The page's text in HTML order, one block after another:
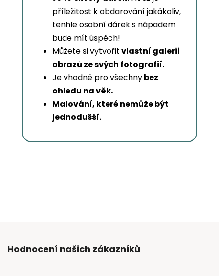
příležitost k obdarování jakákoliv,
tenhle osobní dárek s nápadem
bude mít úspěch!
Můžete si vytvořitvlastní galerii
obrazů ze svých fotografií.
Je vhodné pro všechnybez
ohledu na věk.
Malování, které nemůže být
jednodušší.
Hodnocení našich zákazníků